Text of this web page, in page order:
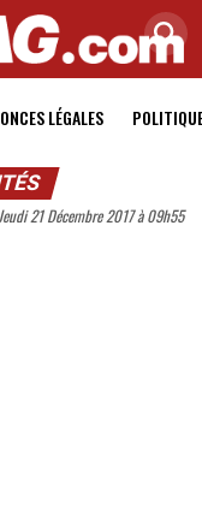
LÉGALES
21 Décembre 2017 à 09h55